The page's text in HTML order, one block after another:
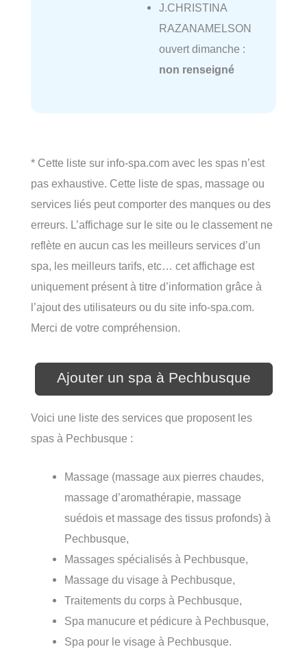
J.CHRISTINA
RAZANAMELSON
ouvert dimanche :
non renseigné
* Cette liste sur info-spa.com avec les spas n’est
pas exhaustive. Cette liste de spas, massage ou
services liés peut comporter des manques ou des
erreurs. L’affichage sur le site ou le classement ne
reflète en aucun cas les meilleurs services d’un
spa, les meilleurs tarifs, etc… cet affichage est
uniquement présent à titre d’information grâce à
l’ajout des utilisateurs ou du site info-spa.com.
Merci de votre compréhension.
Ajouter un spa à Pechbusque
Voici une liste des services que proposent les
spas à Pechbusque :
Massage (massage aux pierres chaudes,
massage d’aromathérapie, massage
suédois et massage des tissus profonds) à
Pechbusque,
Massages spécialisés à Pechbusque,
Massage du visage à Pechbusque,
Traitements du corps à Pechbusque,
Spa manucure et pédicure à Pechbusque,
Spa pour le visage à Pechbusque.